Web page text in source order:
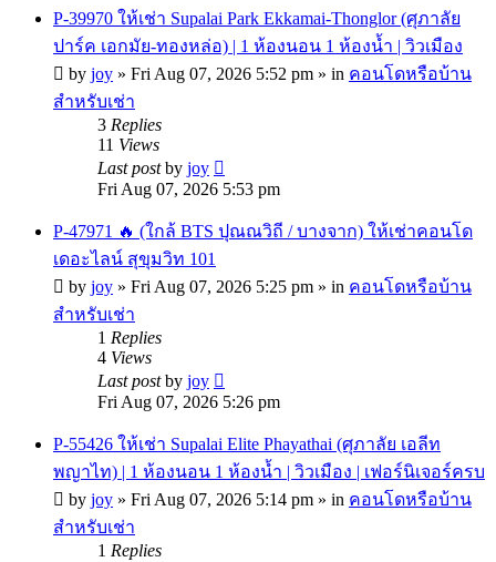
P-39970 ให้เช่า Supalai Park Ekkamai-Thonglor (ศุภาลัย
ปาร์ค เอกมัย-ทองหล่อ) | 1 ห้องนอน 1 ห้องน้ำ | วิวเมือง
by joy » Fri Aug 07, 2026 5:52 pm » in คอนโดหรือบ้าน
สำหรับเช่า
3 Replies
11 Views
Last postby joy
Fri Aug 07, 2026 5:53 pm
P-47971 🔥 (ใกล้ BTS ปุณณวิถี / บางจาก) ให้เช่าคอนโด
เดอะไลน์ สุขุมวิท 101
by joy » Fri Aug 07, 2026 5:25 pm » in คอนโดหรือบ้าน
สำหรับเช่า
1 Replies
4 Views
Last postby joy
Fri Aug 07, 2026 5:26 pm
P-55426 ให้เช่า Supalai Elite Phayathai (ศุภาลัย เอลีท
พญาไท) | 1 ห้องนอน 1 ห้องน้ำ | วิวเมือง | เฟอร์นิเจอร์ครบ
by joy » Fri Aug 07, 2026 5:14 pm » in คอนโดหรือบ้าน
สำหรับเช่า
1 Replies